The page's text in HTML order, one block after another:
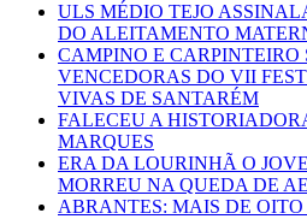
ULS MÉDIO TEJO
DO ALEITAMENTO
CAMPINO E CARPINTEIRO
VENCEDORAS DO VII
VIVAS DE SANTARÉM
FALECEU A
MARQUES
ERA DA LOURINHÃ O
MORREU NA QUEDA DE
ABRANTES: MAIS DE